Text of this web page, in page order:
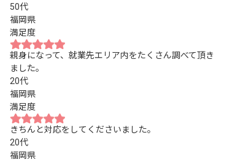
50代
福岡県
満足度
親身になって、就業先エリア内をたくさん調べて頂き
ました。
20代
福岡県
満足度
きちんと対応をしてくださいました。
20代
福岡県